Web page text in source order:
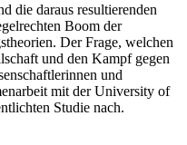
die daraus resultierenden
Boom der
Der Frage, welchen
und den Kampf gegen
und
mit der University of
Studie nach.